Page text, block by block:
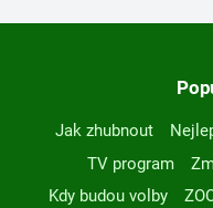
Jak zhubnout
TV program
Kdy budou volby